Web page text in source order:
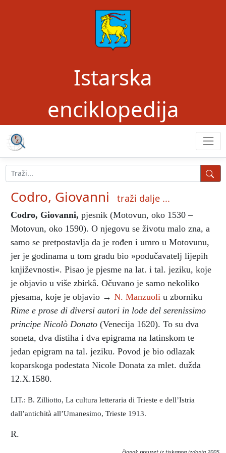
Istarska
enciklopedija
Codro, Giovanni traži dalje ...
Codro, Giovanni, pjesnik (Motovun, oko 1530 –
Motovun, oko 1590). O njegovu se životu malo zna, a
samo se pretpostavlja da je rođen i umro u Motovunu,
jer je godinama u tom gradu bio »podučavatelj lijepih
književnosti«. Pisao je pjesme na lat. i tal. jeziku, koje
je objavio u više zbirkâ. Očuvano je samo nekoliko
pjesama, koje je objavio → N. Manzuoli u zborniku
Rime e prose di diversi autori in lode del serenissimo
principe Nicolò Donato (Venecija 1620). To su dva
soneta, dva distiha i dva epigrama na latinskom te
jedan epigram na tal. jeziku. Povod je bio odlazak
koparskoga podestata Nicole Donata za mlet. dužda
12.X.1580.
LIT.: B. Zilliotto, La cultura letteraria di Trieste e dell’Istria
dall’antichità all’Umanesimo, Trieste 1913.
R.